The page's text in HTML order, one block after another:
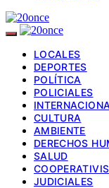
LOCALES
DEPORTES
POLÍTICA
POLICIALES
CULTURA
AMBIENTE
DERECHOS
SALUD
JUDICIALES